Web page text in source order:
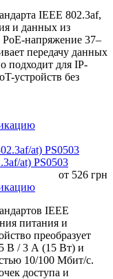
IEEE 802.3af,
и данных из
PoE-напряжение 37–
передачу данных
подходит для IP-
устройств без
at) PS0503
от 526 грн
IEEE
питания и
преобразует
В / 3 А (15 Вт) и
10/100 Мбит/с.
доступа и